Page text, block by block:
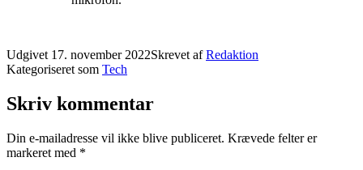
Udgivet 17. november 2022Skrevet afRedaktion
Kategoriseret som Tech
Skriv kommentar
Din e-mailadresse vil ikke blive publiceret. Krævede felter er
markeret med *